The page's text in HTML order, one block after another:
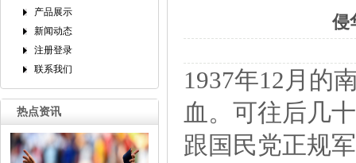
产品展示
新闻动态
注册登录
联系我们
热点资讯
侵
1937年12月的
血。可往后几
跟国民党正规